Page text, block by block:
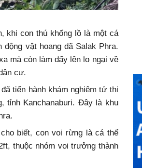
khi con thú khổng lồ là một cá
vật hoang dã Salak Phra.
mà còn làm dấy lên lo ngại về
cư.
tiến hành khám nghiệm tử thi
tỉnh Kanchanaburi. Đây là khu
biết, con voi rừng là cá thể
thuộc nhóm voi trưởng thành